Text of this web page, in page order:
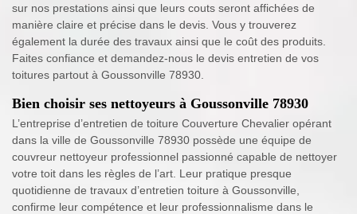
sur nos prestations ainsi que leurs couts seront affichées de
manière claire et précise dans le devis. Vous y trouverez
également la durée des travaux ainsi que le coût des produits.
Faites confiance et demandez-nous le devis entretien de vos
toitures partout à Goussonville 78930.
Bien choisir ses nettoyeurs à Goussonville 78930
L’entreprise d’entretien de toiture Couverture Chevalier opérant
dans la ville de Goussonville 78930 possède une équipe de
couvreur nettoyeur professionnel passionné capable de nettoyer
votre toit dans les règles de l’art. Leur pratique presque
quotidienne de travaux d’entretien toiture à Goussonville,
confirme leur compétence et leur professionnalisme dans le